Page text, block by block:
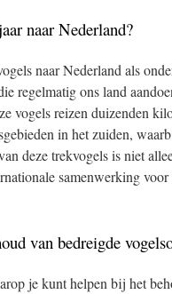
naar Nederland?
naar Nederland als
regelmatig ons land
vogels reizen duizenden
in het zuiden,
deze trekvogels is niet
samenwerking
van bedreigde
je kunt helpen bij het